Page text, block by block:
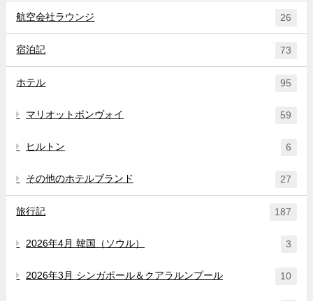
航空会社ラウンジ 26
宿泊記 73
ホテル 95
マリオットボンヴォイ 59
ヒルトン 6
その他のホテルブランド 27
旅行記 187
2026年4月 韓国（ソウル） 3
2026年3月 シンガポール＆クアラルンプール 10